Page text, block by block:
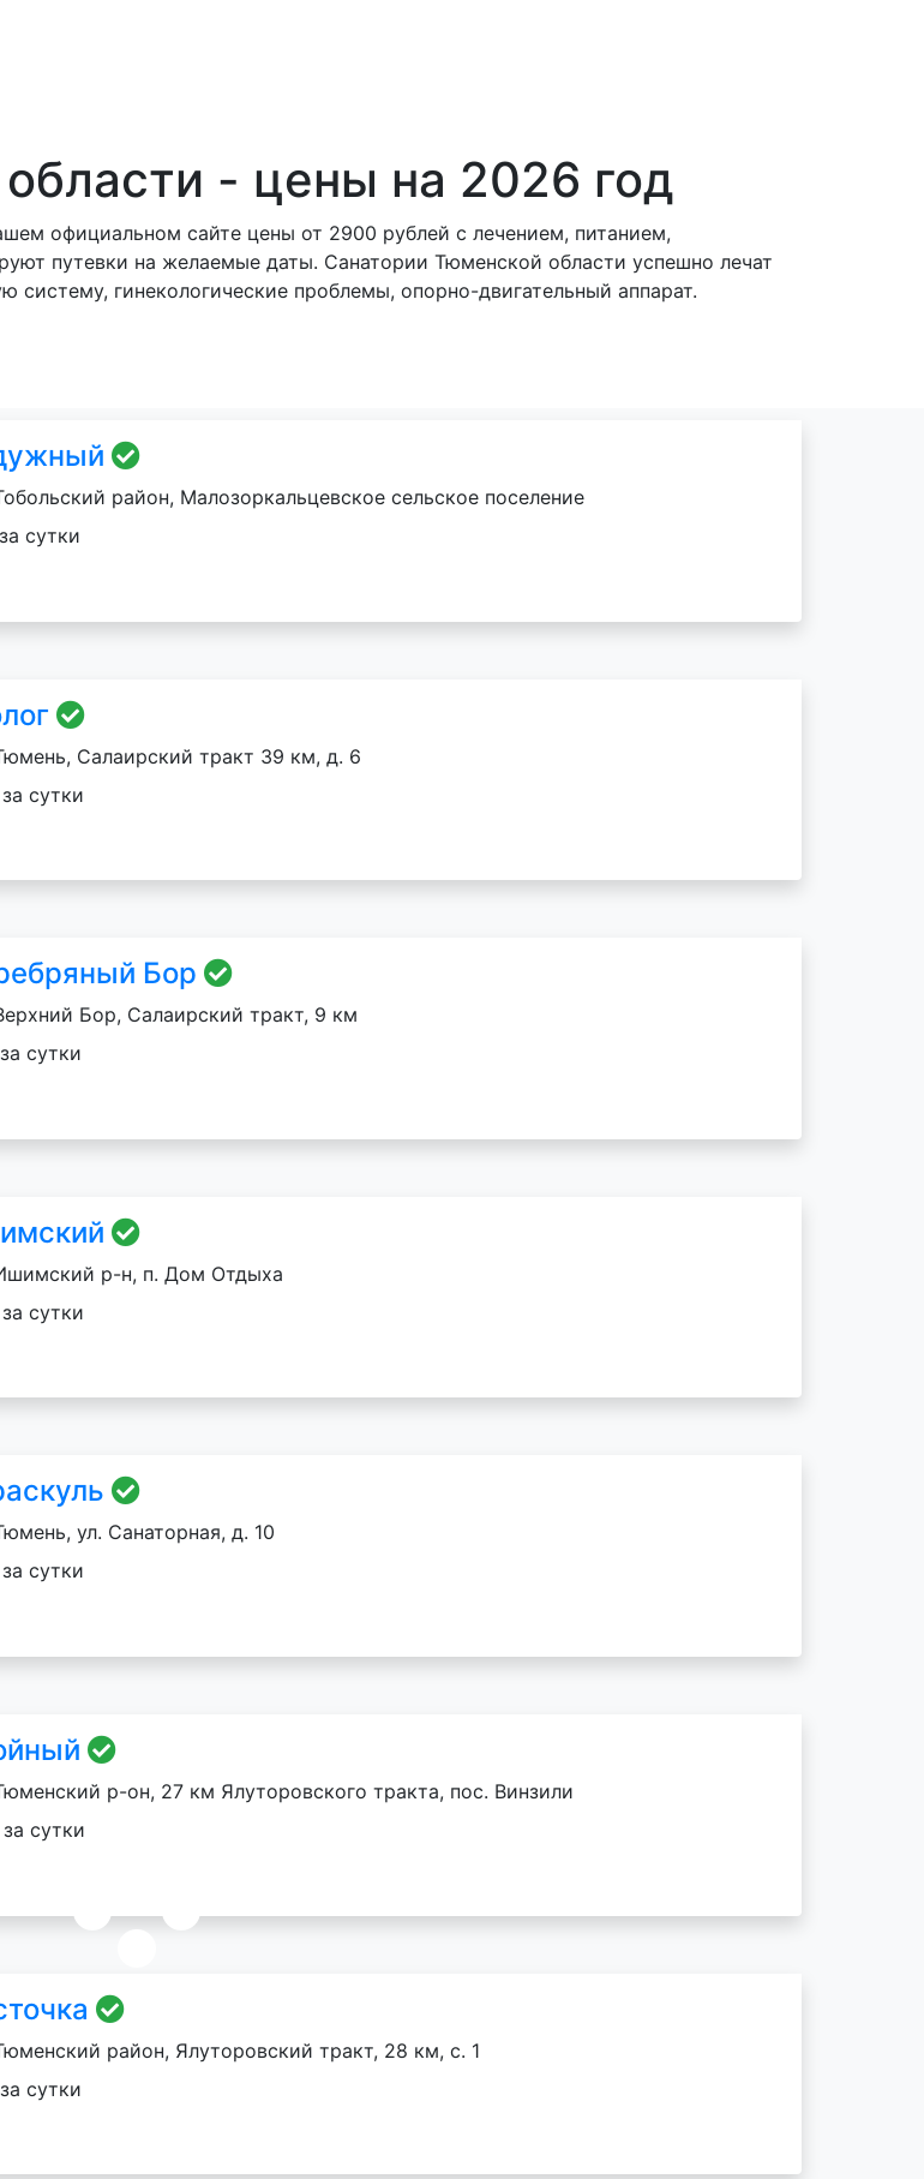
- цены на 2026 год
официальном сайте цены от 2900 рублей с лечением, питанием,
путевки на желаемые даты. Санатории Тюменской области успешно лечат
гинекологические проблемы, опорно-двигательный аппарат.
район, Малозоркальцевское сельское поселение
за сутки
Салаирский тракт 39 км, д. 6
за сутки
Бор
Бор, Салаирский тракт, 9 км
за сутки
р-н, п. Дом Отдыха
за сутки
ул. Санаторная, д. 10
за сутки
р-он, 27 км Ялуторовского тракта, пос. Винзили
за сутки
район, Ялуторовский тракт, 28 км, с. 1
за сутки